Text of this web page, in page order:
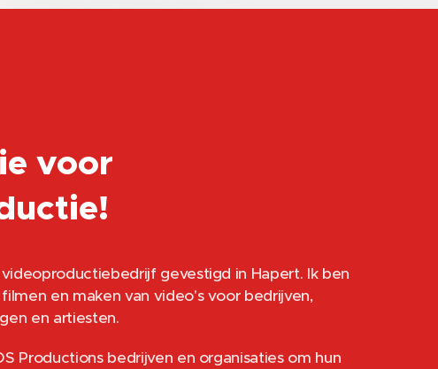
voor
gevestigd in Hapert. Ik ben
en maken van video's voor bedrijven,
en artiesten.
Productions bedrijven en organisaties om hun